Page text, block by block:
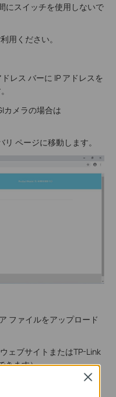
にスイッチを使用しないで
用ください。
レス バーに IP アドレスを
カメラの場合は
ページに移動します。
ファイルをアップロード
ェブサイトまたはTP-Link
きます）
Close